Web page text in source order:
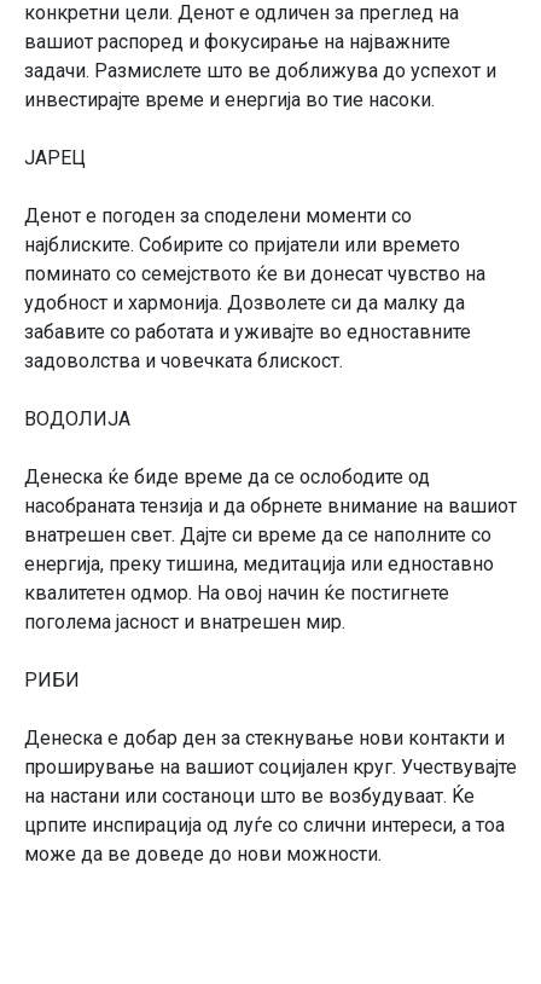
конкретни цели. Денот е одличен за преглед на
вашиот распоред и фокусирање на најважните
задачи. Размислете што ве доближува до успехот и
инвестирајте време и енергија во тие насоки.
ЈАРЕЦ
Денот е погоден за споделени моменти со
најблиските. Собирите со пријатели или времето
поминато со семејството ќе ви донесат чувство на
удобност и хармонија. Дозволете си да малку да
забавите со работата и уживајте во едноставните
задоволства и човечката блискост.
ВОДОЛИЈА
Денеска ќе биде време да се ослободите од
насобраната тензија и да обрнете внимание на вашиот
внатрешен свет. Дајте си време да се наполните со
енергија, преку тишина, медитација или едноставно
квалитетен одмор. На овој начин ќе постигнете
поголема јасност и внатрешен мир.
РИБИ
Денеска е добар ден за стекнување нови контакти и
проширување на вашиот социјален круг. Учествувајте
на настани или состаноци што ве возбудуваат. Ќе
црпите инспирација од луѓе со слични интереси, а тоа
може да ве доведе до нови можности.